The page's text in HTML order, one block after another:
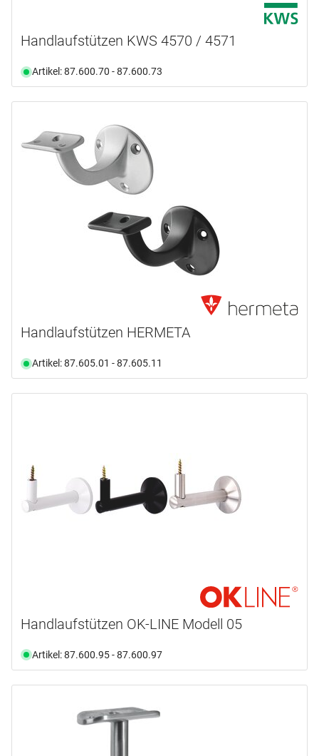
Handlaufstützen KWS 4570 / 4571
Artikel: 87.600.70 - 87.600.73
Handlaufstützen HERMETA
Artikel: 87.605.01 - 87.605.11
Handlaufstützen OK-LINE Modell 05
Artikel: 87.600.95 - 87.600.97